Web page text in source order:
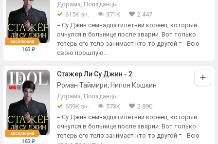
165 ₽
Дорама, Попаданцы
615K зн.
371K
2 447
= Су Джин семнадцатилетний кореец, который
очнулся в больнице после аварии. Вот только
теперь его тело занимает кто-то другой = - Всю
свою прошлую...
165 ₽
Стажер Ли Су Джин - 2
Роман Таймири, Нипон Кошкин
Дорама, Попаданцы
659K зн.
573K
2 890
= Су Джин семнадцатилетний кореец, который
очнулся в больнице после аварии. Вот только
теперь его тело занимает кто-то другой = - Всю